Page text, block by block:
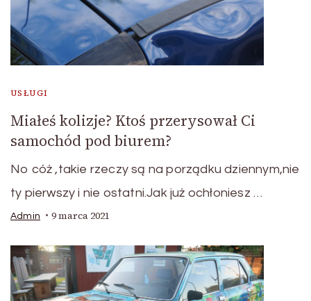
USŁUGI
Miałeś kolizje? Ktoś przerysował Ci
samochód pod biurem?
No cóż ,takie rzeczy są na porządku dziennym,nie
ty pierwszy i nie ostatni.Jak już ochłoniesz …
Admin 9 marca 2021